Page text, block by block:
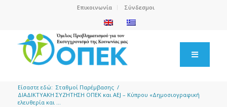
Επικοινωνία Σύνδεσμοι
Είσαστε εδώ: Σταθμοί Παρέμβασης /
ΔΙΑΔΙΚΤΥΑΚΗ ΣΥΖΗΤΗΣΗ OΠEK και AEJ – Κύπρου «Δημοσιογραφική
ελευθερία και ...